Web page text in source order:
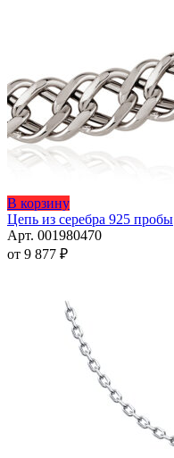
В корзинуЭтот
товар
имеет
выбрать
на
странице
товара.
Цепь из серебра 925 пробы
Арт. 001980470
от 9 877 ₽